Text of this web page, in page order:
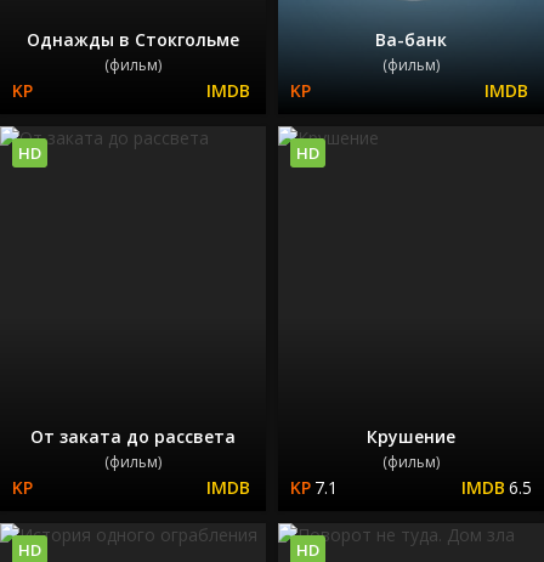
Однажды в Стокгольме
(фильм)
Ва-банк
(фильм)
От заката до рассвета
(фильм)
HD
Крушение
(фильм)
7.1 6.5
HD
HD HD